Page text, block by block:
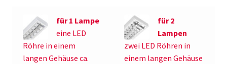
für 1 Lampe
eine LED
Röhre in einem
langen Gehäuse ca.
für 2
Lampen
zwei LED Röhren in
einem langen Gehäuse